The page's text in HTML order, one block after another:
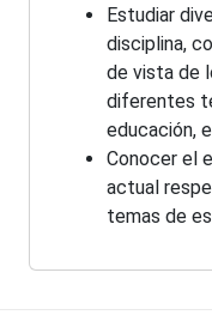
Estudiar
disciplina,
de vista de
diferentes
educación,
Conocer el
actual
temas de